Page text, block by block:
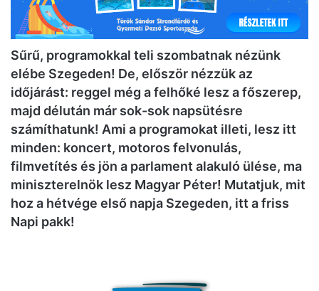
Sűrű, programokkal teli szombatnak nézünk
elébe Szegeden! De, először nézzük az
időjárást: reggel még a felhőké lesz a főszerep,
majd délután már sok-sok napsütésre
számíthatunk! Ami a programokat illeti, lesz itt
minden: koncert, motoros felvonulás,
filmvetítés és jön a parlament alakuló ülése, ma
miniszterelnök lesz Magyar Péter! Mutatjuk, mit
hoz a hétvége első napja Szegeden, itt a friss
Napi pakk!